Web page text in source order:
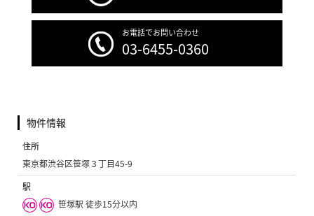
お電話でお問い合わせ
03-6455-0360
物件情報
住所
東京都渋谷区笹塚３丁目45-9
駅
笹塚駅 徒歩15分以内